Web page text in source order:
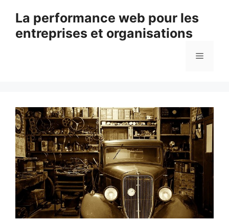
contenu
La performance web pour les
entreprises et organisations
Menu